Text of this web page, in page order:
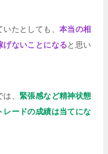
たとしても、 本当の相
げないことになると思い
、 緊張感など精神状態
ードの成績は当てにな